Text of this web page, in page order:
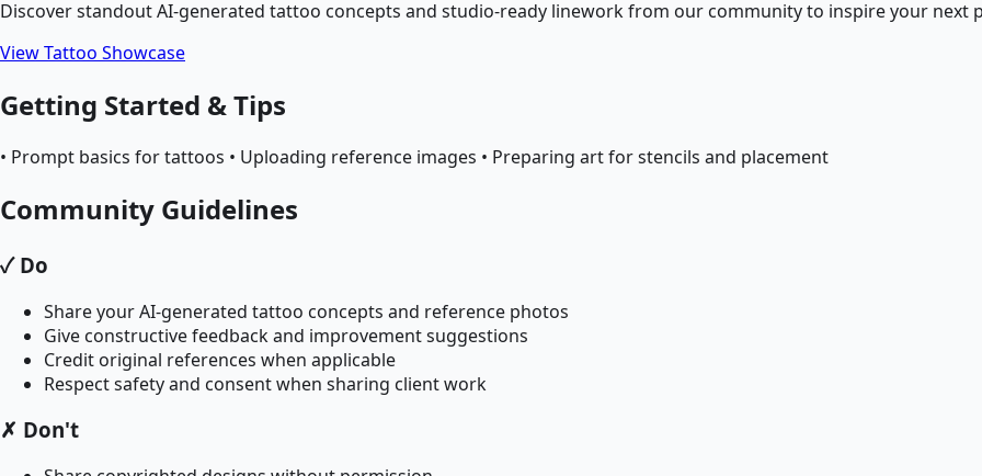
Discover standout AI-generated tattoo concepts and studio-ready linework from our community to inspire your next
View Tattoo Showcase
Getting Started & Tips
• Prompt basics for tattoos • Uploading reference images • Preparing art for stencils and placement
Community Guidelines
✓ Do
Share your AI-generated tattoo concepts and reference photos
Give constructive feedback and improvement suggestions
Credit original references when applicable
Respect safety and consent when sharing client work
✗ Don't